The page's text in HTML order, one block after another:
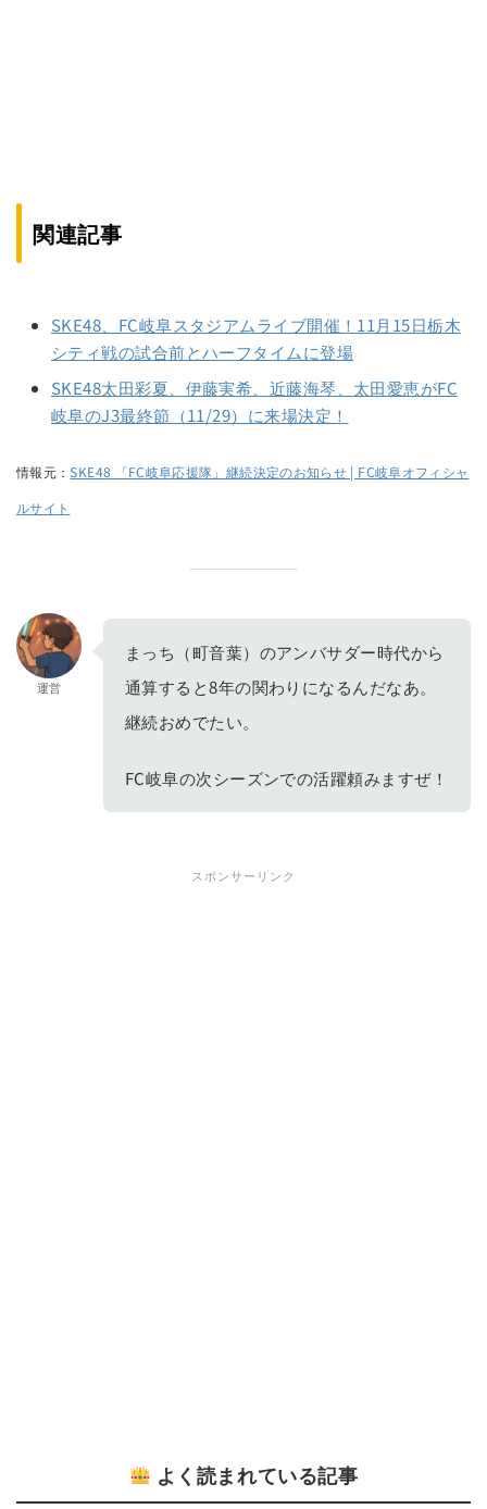
関連記事
SKE48、FC岐阜スタジアムライブ開催！11月15日栃木
シティ戦の試合前とハーフタイムに登場
SKE48太田彩夏、伊藤実希、近藤海琴、太田愛恵がFC
岐阜のJ3最終節（11/29）に来場決定！
情報元：SKE48 「FC岐阜応援隊」継続決定のお知らせ | FC岐阜オフィシャ
ルサイト
運営
まっち（町音葉）のアンバサダー時代から
通算すると8年の関わりになるんだなあ。
継続おめでたい。
FC岐阜の次シーズンでの活躍頼みますぜ！
スポンサーリンク
よく読まれている記事